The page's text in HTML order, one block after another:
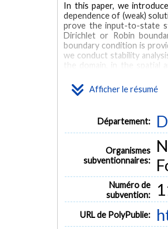
Afficher le résumé
In this paper, we
dependence of (weak)
prove the input-to-state
Dirichlet or Robin
boundary condition is
we conduct stability
the domain, in the spatial
MOTS CLÉS
Nonlinear PDEs relative
Département:
Organismes
subventionnaires:
Numéro de
subvention:
URL de PolyPublie: